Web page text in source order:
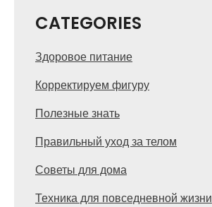
CATEGORIES
Здоровое питание
Корректируем фигуру
Полезные знать
Правильный уход за телом
Советы для дома
Техника для повседневной жизни